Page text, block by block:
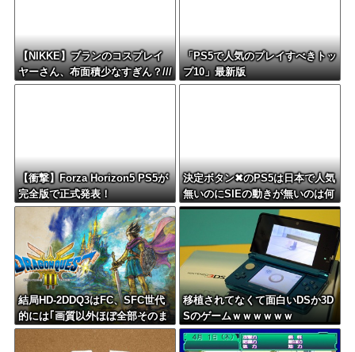
【NIKKE】ブランのコスプレイ
ヤーさん、布面積少なすぎん？///
「PS5で人気のプレイすべきトッ
プ10」最新版
【衝撃】Forza Horizon5 PS5が
完全版で正式発表！
決定ボタン✖のPS5は日本で人気
無いのにSIEの動きが無いのは何
故？
結局HD-2DDQ3はFC、SFC世代
的には｢画質以外ほぼ全部そのま
ま｣が望まれてるんだよな
移植されてなくて面白いDSか3D
Sのゲームｗｗｗｗｗｗ